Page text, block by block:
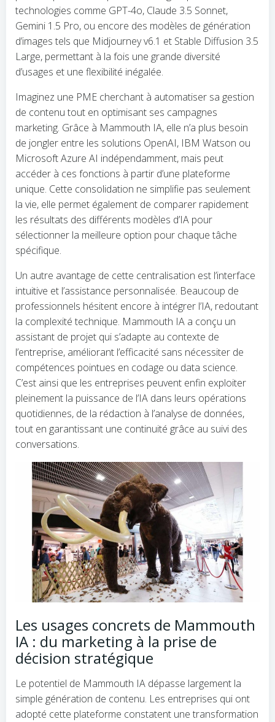
technologies comme GPT-4o, Claude 3.5 Sonnet,
Gemini 1.5 Pro, ou encore des modèles de génération
d’images tels que Midjourney v6.1 et Stable Diffusion 3.5
Large, permettant à la fois une grande diversité
d’usages et une flexibilité inégalée.
Imaginez une PME cherchant à automatiser sa gestion
de contenu tout en optimisant ses campagnes
marketing. Grâce à Mammouth IA, elle n’a plus besoin
de jongler entre les solutions OpenAI, IBM Watson ou
Microsoft Azure AI indépendamment, mais peut
accéder à ces fonctions à partir d’une plateforme
unique. Cette consolidation ne simplifie pas seulement
la vie, elle permet également de comparer rapidement
les résultats des différents modèles d’IA pour
sélectionner la meilleure option pour chaque tâche
spécifique.
Un autre avantage de cette centralisation est l’interface
intuitive et l’assistance personnalisée. Beaucoup de
professionnels hésitent encore à intégrer l’IA, redoutant
la complexité technique. Mammouth IA a conçu un
assistant de projet qui s’adapte au contexte de
l’entreprise, améliorant l’efficacité sans nécessiter de
compétences pointues en codage ou data science.
C’est ainsi que les entreprises peuvent enfin exploiter
pleinement la puissance de l’IA dans leurs opérations
quotidiennes, de la rédaction à l’analyse de données,
tout en garantissant une continuité grâce au suivi des
conversations.
Les usages concrets de Mammouth
IA : du marketing à la prise de
décision stratégique
Le potentiel de Mammouth IA dépasse largement la
simple génération de contenu. Les entreprises qui ont
adopté cette plateforme constatent une transformation